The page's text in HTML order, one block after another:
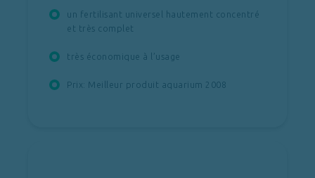
un fertilisant universel hautement concentré
et très complet
très économique à l’usage
Prix: Meilleur produit aquarium 2008